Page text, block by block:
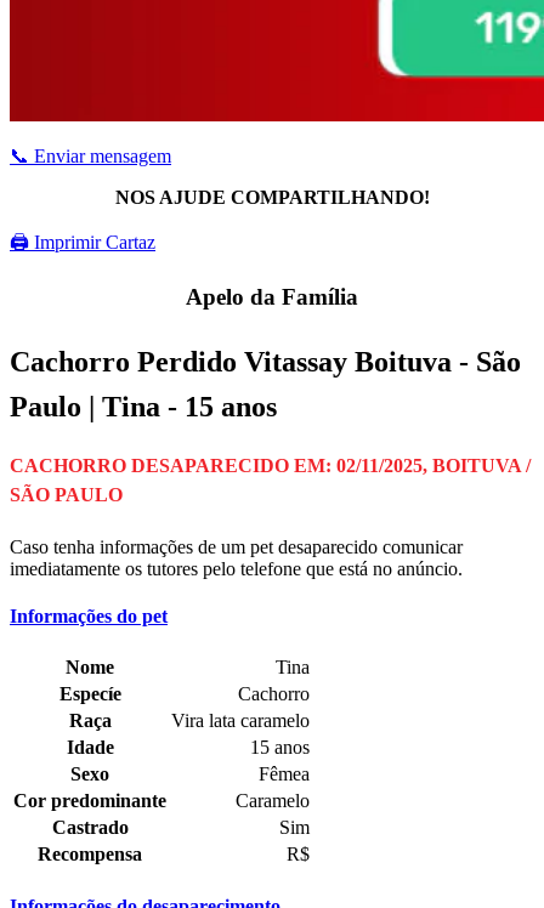
📞 Enviar mensagem
NOS AJUDE COMPARTILHANDO!
🖨 Imprimir Cartaz
Apelo da Família
Cachorro Perdido Vitassay Boituva - São
Paulo | Tina - 15 anos
CACHORRO DESAPARECIDO EM: 02/11/2025, BOITUVA /
SÃO PAULO
Caso tenha informações de um pet desaparecido comunicar
imediatamente os tutores pelo telefone que está no anúncio.
Informações do pet
Nome
Tina
Especíe
Cachorro
Raça
Vira lata caramelo
Idade
15 anos
Sexo
Fêmea
Cor predominante
Caramelo
Castrado
Sim
Recompensa
R$